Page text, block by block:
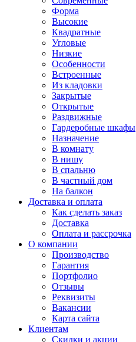
Форма
Высокие
Квадратные
Угловые
Низкие
Особенности
Встроенные
Из кладовки
Закрытые
Открытые
Раздвижные
Гардеробные шкафы
Назначение
В комнату
В нишу
В спальню
В частный дом
На балкон
Доставка и оплата
Как сделать заказ
Доставка
Оплата и рассрочка
О компании
Производство
Гарантия
Портфолио
Отзывы
Реквизиты
Вакансии
Карта сайта
Клиентам
Скидки и акции